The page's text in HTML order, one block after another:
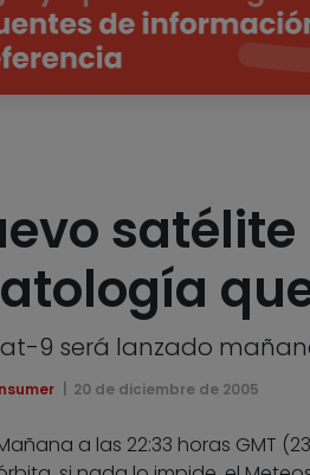
9 será lanzado
20 de diciembre de 2005
a las 22:33 horas GMT